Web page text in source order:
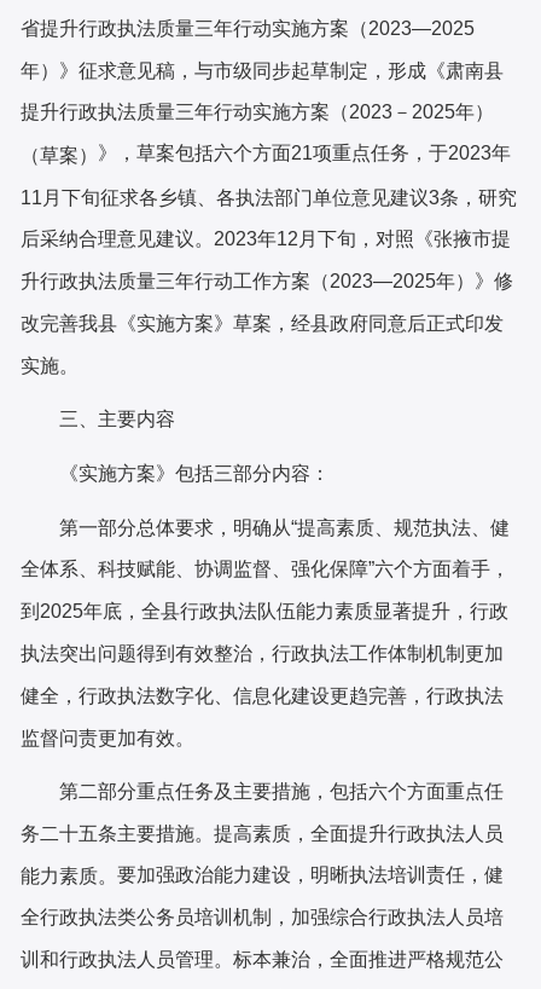
省提升行政执法质量三年行动实施方案（2023—2025
年）》征求意见稿，与市级同步起草制定，形成《肃南县
提升行政执法质量三年行动实施方案（2023－2025年）
（草案） 》，草案包括六个方面21项重点任务，于2023年
11月下旬征求各乡镇、各执法部门单位意见建议3条，研究
后采纳合理意见建议。2023年12月下旬，对照《张掖市提
升行政执法质量三年行动工作方案（2023—2025年）》修
改完善我县《实施方案》草案，经县政府同意后正式印发
实施。
三、 主要内容
《实施方案》包括三部分内容：
第一部分总体要求，明确从“提高素质、规范执法、健
全体系、科技赋能、协调监督、强化保障”六个方面着手，
到2025年底，全县行政执法队伍能力素质显著提升，行政
执法突出问题得到有效整治，行政执法工作体制机制更加
健全，行政执法数字化、信息化建设更趋完善，行政执法
监督问责更加有效。
第二部分重点任务及主要措施，包括六个方面重点任
务二十五条主要措施。提高素质，全面提升行政执法人员
能力素质。要加强政治能力建设，明晰执法培训责任，健
全行政执法类公务员培训机制，加强综合行政执法人员培
训和行政执法人员管理。标本兼治 ，全面推进严格规范公